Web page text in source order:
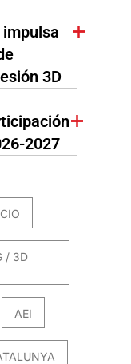
3D
2027
/ 3D
AEI